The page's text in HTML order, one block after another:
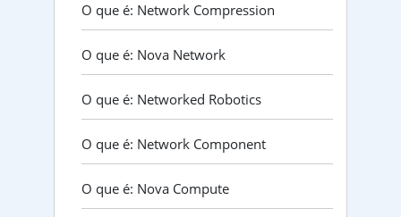
O que é: Network Compression
O que é: Nova Network
O que é: Networked Robotics
O que é: Network Component
O que é: Nova Compute